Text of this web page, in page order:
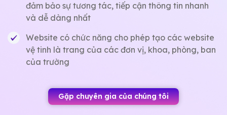
đảm bảo sự tương tác, tiếp cận thông tin nhanh
và dễ dàng nhất
Website có chức năng cho phép tạo các website
vệ tinh là trang của các đơn vị, khoa, phòng, ban
của trường
Gặp chuyên gia của chúng tôi